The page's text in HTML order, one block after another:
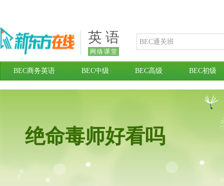
英 语
网络课堂
BEC商务英语 BEC中级 BEC高级 BEC初级
绝命毒师好看吗